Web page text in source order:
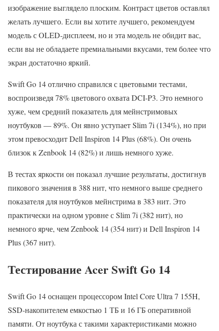
изображение выглядело плоским. Контраст цветов оставлял
желать лучшего. Если вы хотите лучшего, рекомендуем
модель с OLED-дисплеем, но и эта модель не обидит вас,
если вы не обладаете премиальными вкусами, тем более что
экран достаточно яркий.
Swift Go 14 отлично справился с цветовыми тестами,
воспроизведя 78% цветового охвата DCI-P3. Это немного
хуже, чем средний показатель для мейнстримовых
ноутбуков — 89%. Он явно уступает Slim 7i (134%), но при
этом превосходит Dell Inspiron 14 Plus (68%). Он очень
близок к Zenbook 14 (82%) и лишь немного хуже.
В тестах яркости он показал лучшие результаты, достигнув
пикового значения в 388 нит, что немного выше среднего
показателя для ноутбуков мейнстрима в 383 нит. Это
практически на одном уровне с Slim 7i (382 нит), но
немного ярче, чем Zenbook 14 (354 нит) и Dell Inspiron 14
Plus (367 нит).
Тестирование Acer Swift Go 14
Swift Go 14 оснащен процессором Intel Core Ultra 7 155H,
SSD-накопителем емкостью 1 ТБ и 16 ГБ оперативной
памяти. От ноутбука с такими характеристиками можно